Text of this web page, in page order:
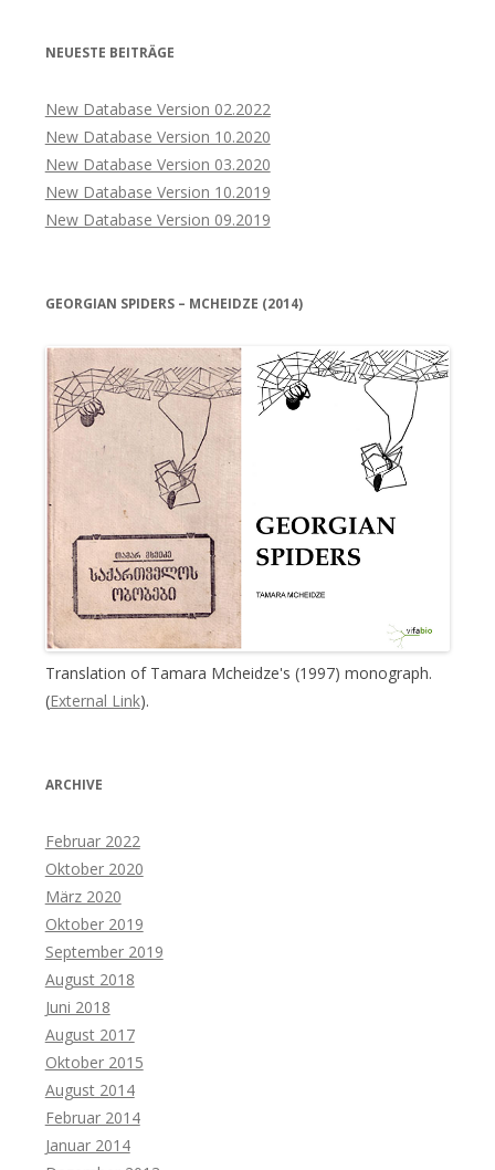
NEUESTE BEITRÄGE
New Database Version 02.2022
New Database Version 10.2020
New Database Version 03.2020
New Database Version 10.2019
New Database Version 09.2019
GEORGIAN SPIDERS – MCHEIDZE (2014)
Translation of Tamara Mcheidze's (1997) monograph.
(External Link).
ARCHIVE
Februar 2022
Oktober 2020
März 2020
Oktober 2019
September 2019
August 2018
Juni 2018
August 2017
Oktober 2015
August 2014
Februar 2014
Januar 2014